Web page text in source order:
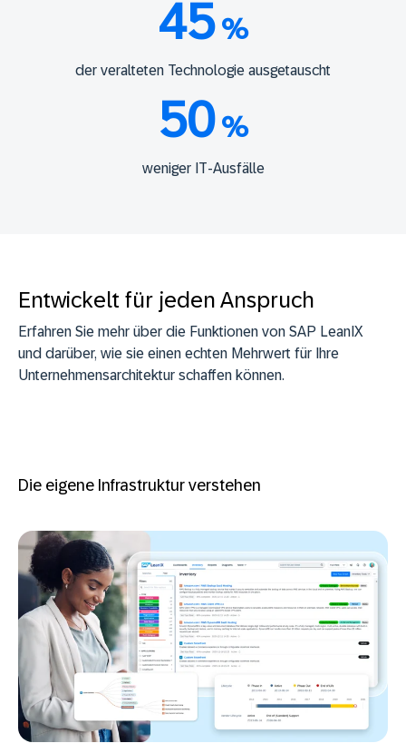
45%
der veralteten Technologie ausgetauscht
50%
weniger IT-Ausfälle
Entwickelt für jeden Anspruch
Erfahren Sie mehr über die Funktionen von SAP LeanIX
und darüber, wie sie einen echten Mehrwert für Ihre
Unternehmensarchitektur schaffen können.
Die eigene Infrastruktur verstehen